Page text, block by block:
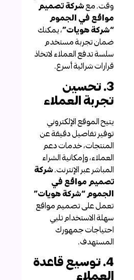
وقت. معشركة تصميم
مواقع في الجموم
“شركة هويات”، يمكنك
ضمان تجربة مستخدم
سلسة تدفع العملاء لاتخاذ
قرارات شرائية أسرع.
3. تحسين
تجربة العملاء
يتيح الموقع الإلكتروني
توفير تفاصيل دقيقة عن
المنتجات، خدمات دعم
العملاء، وإمكانية الشراء
المباشر عبر الإنترنت.شركة
تصميم مواقع في
الجموم “شركة هويات”
تعمل على تصميم مواقع
سهلة الاستخدام تلبي
احتياجات جمهورك
المستهدف.
4. توسيع قاعدة
العملاء